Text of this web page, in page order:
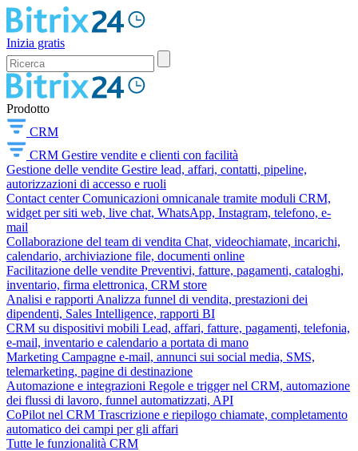
Inizia gratis
Prodotto
CRM
CRM Gestire vendite e clienti con facilità
Gestione delle vendite Gestire lead, affari, contatti, pipeline,
autorizzazioni di accesso e ruoli
Contact center Comunicazioni omnicanale tramite moduli CRM,
widget per siti web, live chat, WhatsApp, Instagram, telefono, e-
mail
Collaborazione del team di vendita Chat, videochiamate, incarichi,
calendario, archiviazione file, documenti online
Facilitazione delle vendite Preventivi, fatture, pagamenti, cataloghi,
inventario, firma elettronica, CRM store
Analisi e rapporti Analizza funnel di vendita, prestazioni dei
dipendenti, Sales Intelligence, rapporti BI
CRM su dispositivi mobili Lead, affari, fatture, pagamenti, telefonia,
e-mail, inventario e calendario a portata di mano
Marketing Campagne e-mail, annunci sui social media, SMS,
telemarketing, pagine di destinazione
Automazione e integrazioni Regole e trigger nel CRM, automazione
dei flussi di lavoro, funnel automatizzati, API
CoPilot nel CRM Trascrizione e riepilogo chiamate, completamento
automatico dei campi per gli affari
Tutte le funzionalità CRM